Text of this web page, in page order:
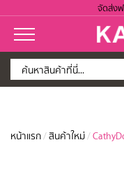
จัดส่งฟ
หน้าแรก /สินค้าใหม่ /